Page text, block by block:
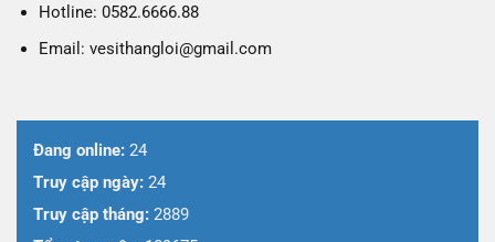
Hotline: 0582.6666.88
Email: vesithangloi@gmail.com
Đang online: 24
Truy cập ngày: 24
Truy cập tháng: 2889